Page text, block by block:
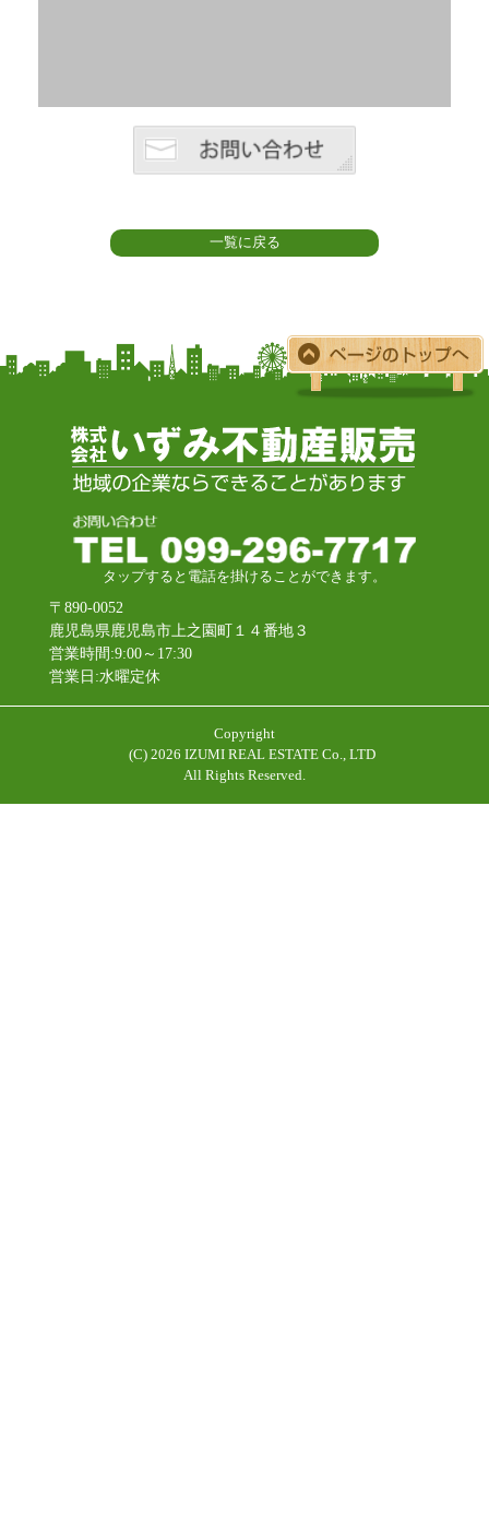
一覧に戻る
タップすると電話を掛けることができます。
〒890-0052
鹿児島県鹿児島市上之園町１４番地３
営業時間:9:00～17:30
営業日:水曜定休
Copyright
(C) 2026 IZUMI REAL ESTATE Co., LTD
All Rights Reserved.